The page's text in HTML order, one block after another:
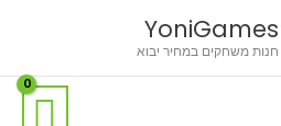
YoniGames
חנות משחקים במחיר יבוא